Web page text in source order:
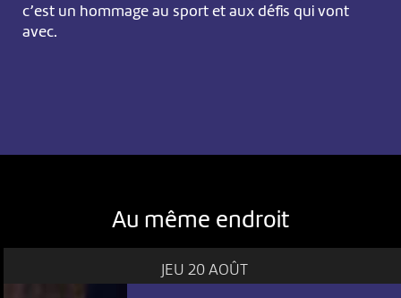
c’est un hommage au sport et aux défis qui vont
avec.
Au même endroit
JEU 20 AOÛT